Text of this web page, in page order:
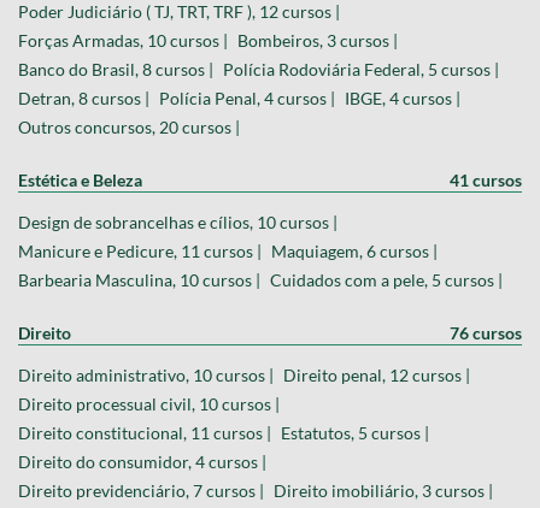
Poder Judiciário ( TJ, TRT, TRF ), 12 cursos |
Forças Armadas, 10 cursos | Bombeiros, 3 cursos |
Banco do Brasil, 8 cursos | Polícia Rodoviária Federal, 5 cursos |
Detran, 8 cursos | Polícia Penal, 4 cursos | IBGE, 4 cursos |
Outros concursos, 20 cursos |
Estética e Beleza 41 cursos
Design de sobrancelhas e cílios, 10 cursos |
Manicure e Pedicure, 11 cursos | Maquiagem, 6 cursos |
Barbearia Masculina, 10 cursos | Cuidados com a pele, 5 cursos |
Direito 76 cursos
Direito administrativo, 10 cursos | Direito penal, 12 cursos |
Direito processual civil, 10 cursos |
Direito constitucional, 11 cursos | Estatutos, 5 cursos |
Direito do consumidor, 4 cursos |
Direito previdenciário, 7 cursos | Direito imobiliário, 3 cursos |